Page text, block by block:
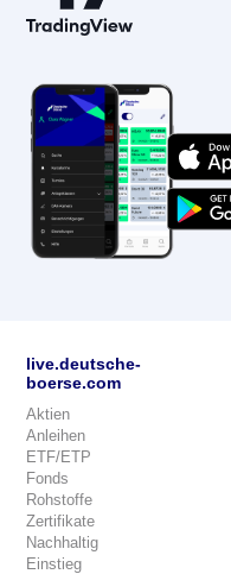
live.deutsche-
boerse.com
Aktien
Anleihen
ETF/ETP
Fonds
Rohstoffe
Zertifikate
Nachhaltig
Einstieg